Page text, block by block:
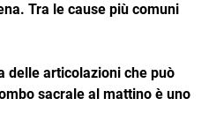
Tra le cause più comuni
delle articolazioni che può
sacrale al mattino è uno